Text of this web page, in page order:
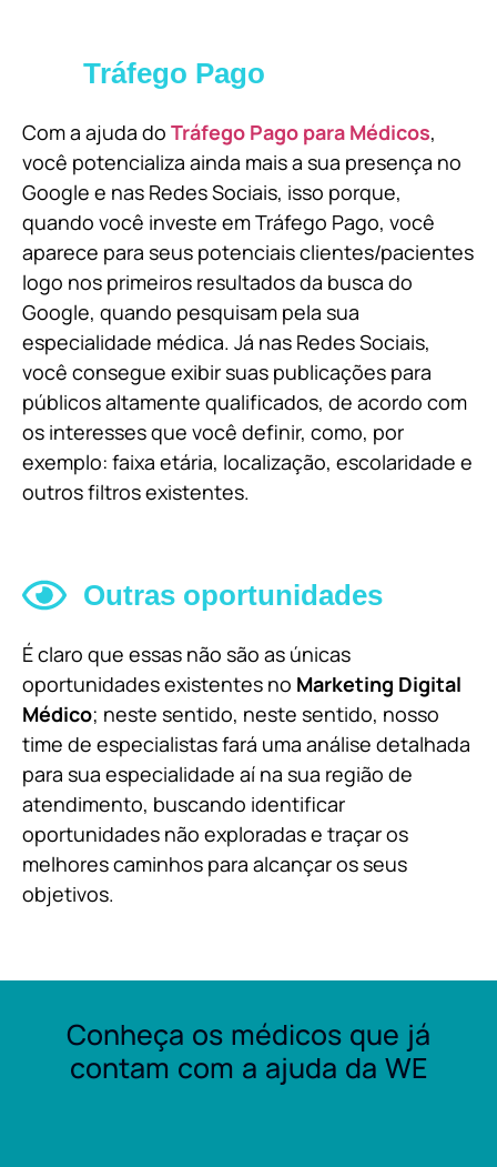
Tráfego Pago
Com a ajuda do Tráfego Pago para Médicos,
você potencializa ainda mais a sua presença no
Google e nas Redes Sociais, isso porque,
quando você investe em Tráfego Pago, você
aparece para seus potenciais clientes/pacientes
logo nos primeiros resultados da busca do
Google, quando pesquisam pela sua
especialidade médica. Já nas Redes Sociais,
você consegue exibir suas publicações para
públicos altamente qualificados, de acordo com
os interesses que você definir, como, por
exemplo: faixa etária, localização, escolaridade e
outros filtros existentes.
Outras oportunidades
É claro que essas não são as únicas
oportunidades existentes no Marketing Digital
Médico; neste sentido, neste sentido, nosso
time de especialistas fará uma análise detalhada
para sua especialidade aí na sua região de
atendimento, buscando identificar
oportunidades não exploradas e traçar os
melhores caminhos para alcançar os seus
objetivos.
Conheça os médicos que já
contam com a ajuda da WE